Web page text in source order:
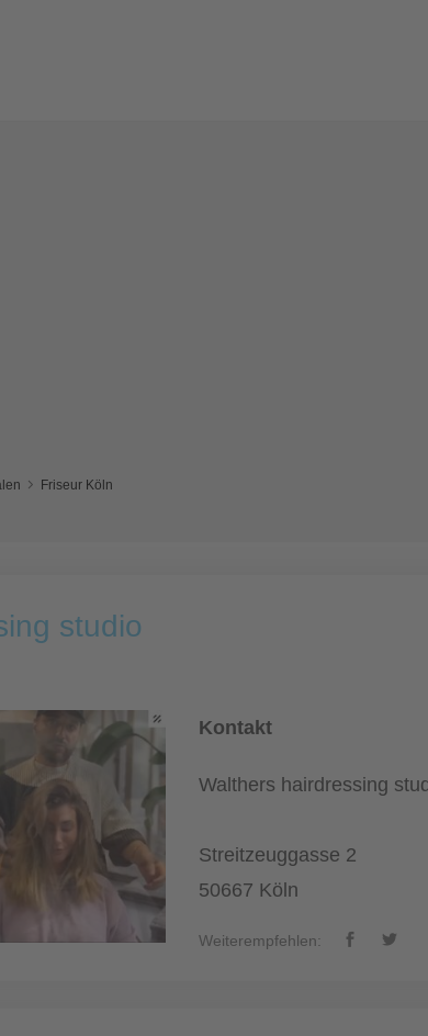
Friseur Köln
studio
Kontakt
Walthers hairdressing
Streitzeuggasse 2
50667 Köln
Weiterempfehlen: